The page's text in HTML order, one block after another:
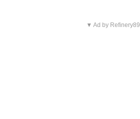
▼ Ad by Refinery89